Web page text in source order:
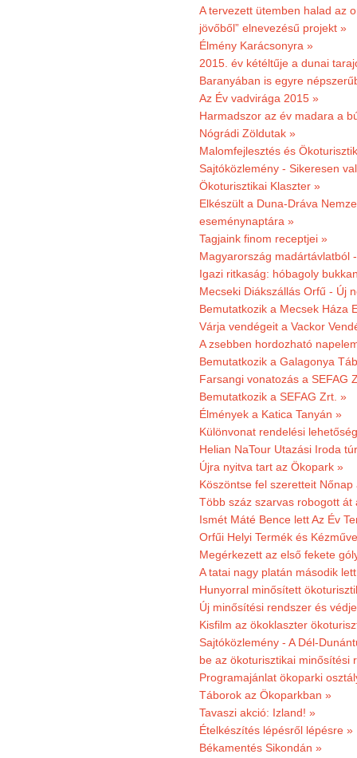
A tervezett ütemben halad az
jövőből” elnevezésű projekt »
Élmény Karácsonyra »
2015. év kétéltűje a dunai
Baranyában is egyre
Az Év vadvirága 2015 »
Harmadszor az év madara a
Nógrádi Zöldutak »
Malomfejlesztés és
Sajtóközlemény - Sikeresen
Ökoturisztikai Klaszter »
Elkészült a Duna-Dráva
eseménynaptára »
Tagjaink finom receptjei »
Magyarország madártávlatból
Igazi ritkaság: hóbagoly
Mecseki Diákszállás Orfű - Új
Bemutatkozik a Mecsek Háza
Várja vendégeit a Vackor
A zsebben hordozható
Bemutatkozik a Galagonya
Farsangi vonatozás a SEFAG
Bemutatkozik a SEFAG Zrt. »
Élmények a Katica Tanyán »
Különvonat rendelési
Helian NaTour Utazási Iroda
Újra nyitva tart az Ökopark »
Köszöntse fel szeretteit
Több száz szarvas robogott át
Ismét Máté Bence lett Az Év
Orfűi Helyi Termék és
Megérkezett az első fekete
A tatai nagy platán második
Hunyorral minősített
Új minősítési rendszer és
Kisfilm az ökoklaszter
Sajtóközlemény - A Dél-
be az ökoturisztikai minősítési
Programajánlat ökoparki
Táborok az Ökoparkban »
Tavaszi akció: Izland! »
Ételkészítés lépésről lépésre »
Békamentés Sikondán »